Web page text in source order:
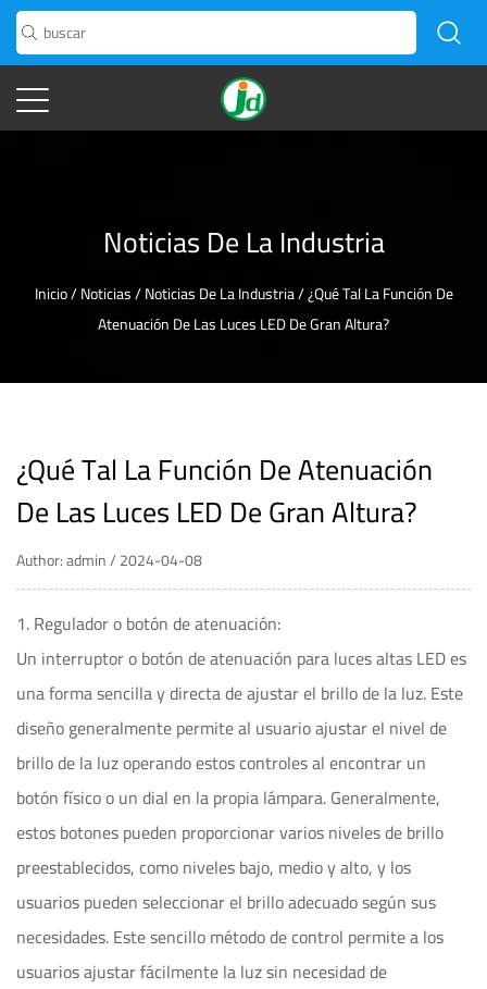
Noticias De La Industria
Inicio/Noticias/Noticias De La Industria/¿Qué Tal La Función De
Atenuación De Las Luces LED De Gran Altura?
¿Qué Tal La Función De Atenuación
De Las Luces LED De Gran Altura?
Author: admin / 2024-04-08
1. Regulador o botón de atenuación:
Un interruptor o botón de atenuación para luces altas LED es
una forma sencilla y directa de ajustar el brillo de la luz. Este
diseño generalmente permite al usuario ajustar el nivel de
brillo de la luz operando estos controles al encontrar un
botón físico o un dial en la propia lámpara. Generalmente,
estos botones pueden proporcionar varios niveles de brillo
preestablecidos, como niveles bajo, medio y alto, y los
usuarios pueden seleccionar el brillo adecuado según sus
necesidades. Este sencillo método de control permite a los
usuarios ajustar fácilmente la luz sin necesidad de